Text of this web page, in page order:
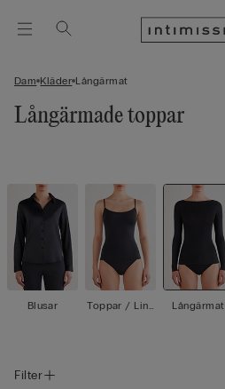
Dam Kläder Långärmat
Långärmade toppar
Blusar
Toppar / Linn
Långärmat
Filter